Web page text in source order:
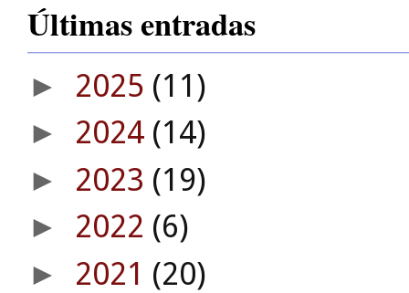
Últimas entradas
► 2025 (11)
► 2024 (14)
► 2023 (19)
► 2022 (6)
► 2021 (20)